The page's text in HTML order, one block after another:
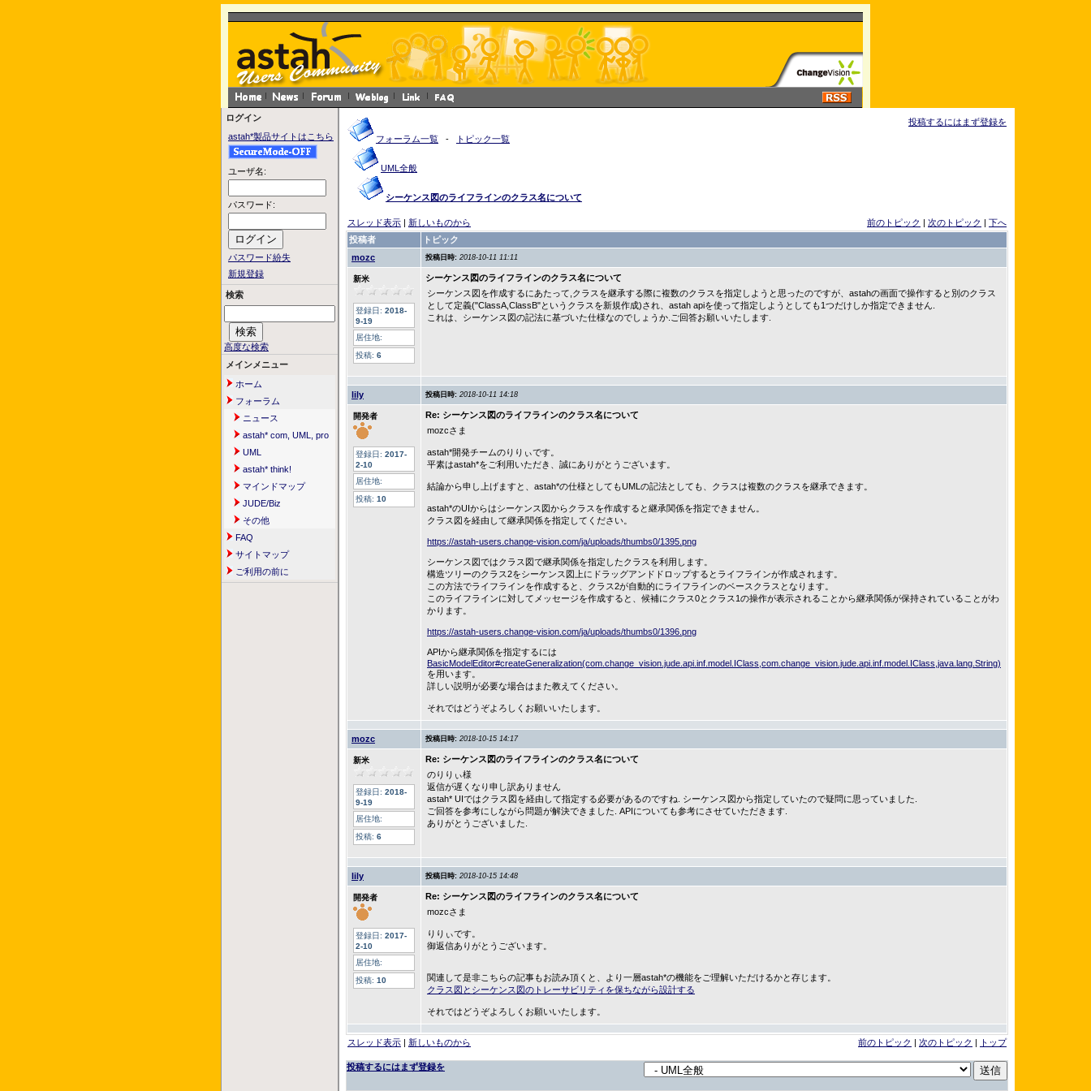
ログイン
astah*製品サイトはこちら
ユーザ名:
パスワード:
パスワード紛失
新規登録
検索
高度な検索
メインメニュー
ホーム
フォーラム
ニュース
astah* com, UML, pro
UML
astah* think!
マインドマップ
JUDE/Biz
その他
FAQ
サイトマップ
ご利用の前に
フォーラム一覧 - トピック一覧
UML全般
シーケンス図のライフラインのクラス名について
投稿するにはまず登録を
スレッド表示 | 新しいものから 前のトピック | 次のトピック | 下へ
投稿者
トピック
mozc
投稿日時: 2018-10-11 11:11
新米
登録日: 2018-
9-19
居住地:
投稿: 6
シーケンス図のライフラインのクラス名について
シーケンス図を作成するにあたって,クラスを継承する際に複数のクラスを指定しようと思ったのですが、astahの画面で操作すると別のクラス
として定義("ClassA,ClassB"というクラスを新規作成)され、astah apiを使って指定しようとしても1つだけしか指定できません.
これは、シーケンス図の記法に基づいた仕様なのでしょうか.ご回答お願いいたします.
lily 投稿日時: 2018-10-11 14:18
開発者
登録日: 2017-
2-10
居住地:
投稿: 10
Re: シーケンス図のライフラインのクラス名について
mozcさま
astah*開発チームのりりぃです。
平素はastah*をご利用いただき、誠にありがとうございます。
結論から申し上げますと、astah*の仕様としてもUMLの記法としても、クラスは複数のクラスを継承できます。
astah*のUIからはシーケンス図からクラスを作成すると継承関係を指定できません。
クラス図を経由して継承関係を指定してください。
https://astah-users.change-vision.com/ja/uploads/thumbs0/1395.png
シーケンス図ではクラス図で継承関係を指定したクラスを利用します。
構造ツリーのクラス2をシーケンス図上にドラッグアンドドロップするとライフラインが作成されます。
この方法でライフラインを作成すると、クラス2が自動的にライフラインのベースクラスとなります。
このライフラインに対してメッセージを作成すると、候補にクラス0とクラス1の操作が表示されることから継承関係が保持されていることがわ
かります。
https://astah-users.change-vision.com/ja/uploads/thumbs0/1396.png
APIから継承関係を指定するには
BasicModelEditor#createGeneralization(com.change_vision.jude.api.inf.model.IClass,com.change_vision.jude.api.inf.model.IClass,java.lang.String)
を用います。
詳しい説明が必要な場合はまた教えてください。
それではどうぞよろしくお願いいたします。
mozc 投稿日時: 2018-10-15 14:17
新米
登録日: 2018-
9-19
居住地:
投稿: 6
Re: シーケンス図のライフラインのクラス名について
のりりぃ様
返信が遅くなり申し訳ありません
astah* UIではクラス図を経由して指定する必要があるのですね. シーケンス図から指定していたので疑問に思っていました.
ご回答を参考にしながら問題が解決できました. APIについても参考にさせていただきます.
ありがとうございました.
lily 投稿日時: 2018-10-15 14:48
開発者
登録日: 2017-
2-10
居住地:
投稿: 10
Re: シーケンス図のライフラインのクラス名について
mozcさま
りりぃです。
御返信ありがとうございます。
関連して是非こちらの記事もお読み頂くと、より一層astah*の機能をご理解いただけるかと存じます。
クラス図とシーケンス図のトレーサビリティを保ちながら設計する
それではどうぞよろしくお願いいたします。
スレッド表示 | 新しいものから 前のトピック | 次のトピック | トップ
投稿するにはまず登録を